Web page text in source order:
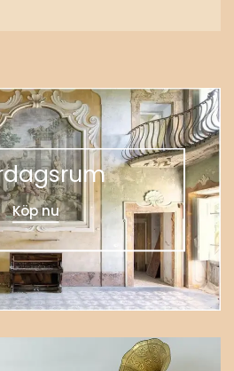
Köp nu